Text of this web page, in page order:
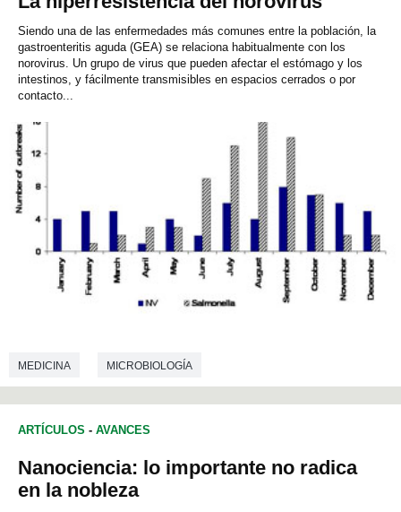
Siendo una de las enfermedades más comunes entre la población, la
gastroenteritis aguda (GEA) se relaciona habitualmente con los
norovirus. Un grupo de virus que pueden afectar el estómago y los
intestinos, y fácilmente transmisibles en espacios cerrados o por
contacto...
MEDICINA MICROBIOLOGÍA
ARTÍCULOS - AVANCES
Nanociencia: lo importante no radica
en la nobleza